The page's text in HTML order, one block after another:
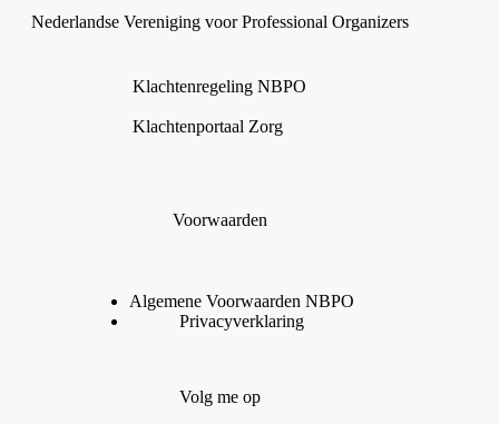
Nederlandse Vereniging voor Professional Organizers
Klachtenregeling NBPO
Klachtenportaal Zorg
Voorwaarden
Algemene Voorwaarden NBPO
Privacyverklaring
Volg me op